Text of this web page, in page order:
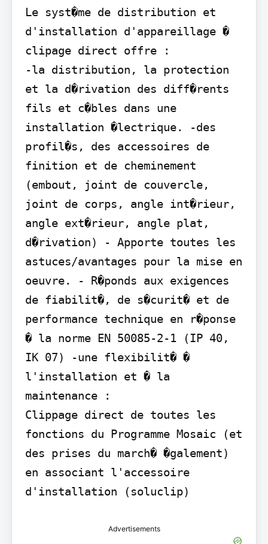
Le syst�me de distribution et
d'installation d'appareillage �
clipage direct offre :
-la distribution, la protection
et la d�rivation des diff�rents
fils et c�bles dans une
installation �lectrique. -des
profil�s, des accessoires de
finition et de cheminement
(embout, joint de couvercle,
joint de corps, angle int�rieur,
angle ext�rieur, angle plat,
d�rivation) - Apporte toutes les
astuces/avantages pour la mise en
oeuvre. - R�ponds aux exigences
de fiabilit�, de s�curit� et de
performance technique en r�ponse
� la norme EN 50085-2-1 (IP 40,
IK 07) -une flexibilit� �
l'installation et � la
maintenance :
Clippage direct de toutes les
fonctions du Programme Mosaic (et
des prises du march� �galement)
en associant l'accessoire
d'installation (soluclip)
Advertisements